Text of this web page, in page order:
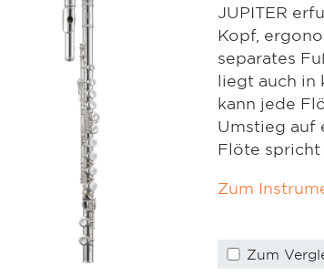
JUPITER
Kopf,
separates
liegt auch in
kann jede
Umstieg auf
Flöte spricht
Zum
Zum